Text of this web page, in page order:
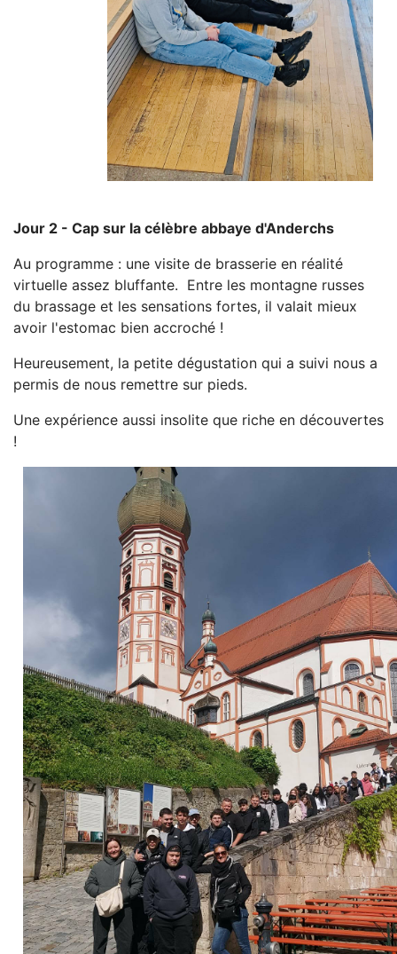
Jour 2 - Cap sur la célèbre abbaye d'Anderchs
Au programme : une visite de brasserie en réalité
virtuelle assez bluffante. Entre les montagne russes
du brassage et les sensations fortes, il valait mieux
avoir l'estomac bien accroché !
Heureusement, la petite dégustation qui a suivi nous a
permis de nous remettre sur pieds.
Une expérience aussi insolite que riche en découvertes
!